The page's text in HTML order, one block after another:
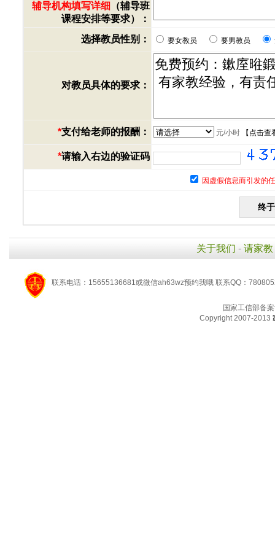
辅导机构填写详细 （辅导班
课程安排等要求）：
选择教员性别：
要女教员 要男教员
对教员具体的要求：
*支付给老师的报酬： 元/小时【 点击查
*请输入右边的验证码
因虚假信息而引发的
关于我们 - 请家教
联系电话：15655136681或微信ah63wz预约我哦 联系QQ：
国家工信部备
Copyright 2007-2013